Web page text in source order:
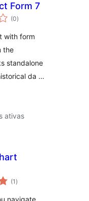
Form 7
(0avaliações
totais
)
with form
the
standalone
da …
ativas
(1 avaliações
totais
)
navigate